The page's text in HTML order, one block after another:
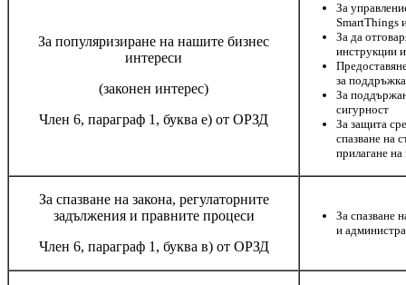
За популяризиране на нашите бизнес
интереси
(законен интерес)
Член 6, параграф 1, буква е) от ОРЗД
За
SmartThings
За да
инструкции
за
За
сигурност
За защита
спазване на
прилагане
За спазване на закона, регулаторните
задължения и правните процеси
Член 6, параграф 1, буква в) от ОРЗД
За спазване
и